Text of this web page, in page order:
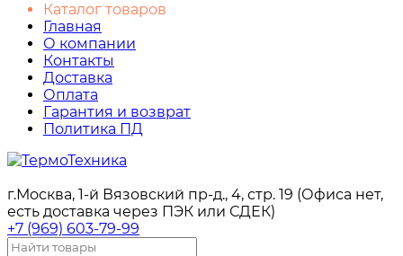
Каталог товаров
Главная
О компании
Контакты
Доставка
Оплата
Гарантия и возврат
Политика ПД
г.Москва, 1-й Вязовский пр-д., 4, стр. 19 (Офиса нет,
есть доставка через ПЭК или СДЕК)
+7 (969) 603-79-99